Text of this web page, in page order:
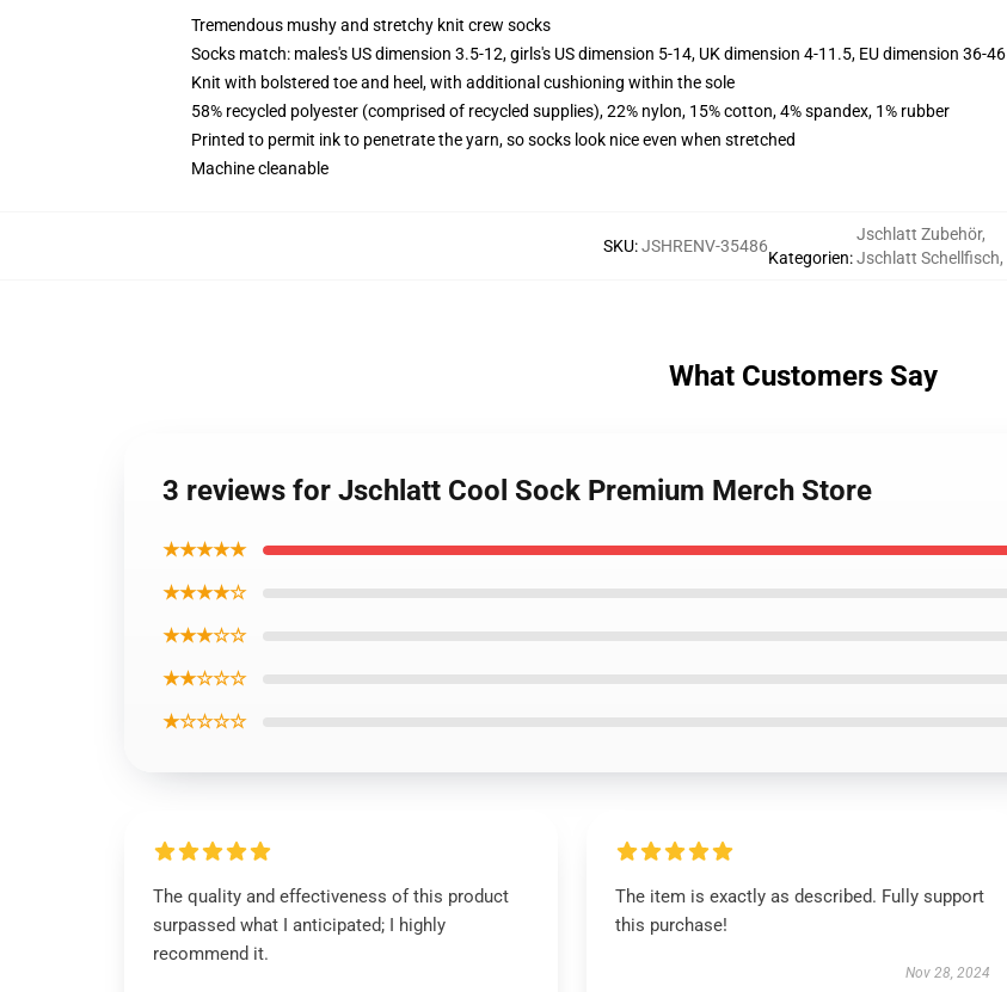
Tremendous mushy and stretchy knit crew socks
Socks match: males's US dimension 3.5-12, girls's US dimension 5-14, UK dimension 4-11.5, EU dimension 36-46
Knit with bolstered toe and heel, with additional cushioning within the sole
58% recycled polyester (comprised of recycled supplies), 22% nylon, 15% cotton, 4% spandex, 1% rubber
Printed to permit ink to penetrate the yarn, so socks look nice even when stretched
Machine cleanable
SKU:JSHRENV-35486
Kategorien:
Jschlatt Zubehör,
Jschlatt Schellfisch,
What Customers Say
3 reviews for Jschlatt Cool Sock Premium Merch Store
★★★★★
★★★★☆
★★★☆☆
★★☆☆☆
★☆☆☆☆
The quality and effectiveness of this product
surpassed what I anticipated; I highly
recommend it.
The item is exactly as described. Fully support
this purchase!
Nov 28, 2024